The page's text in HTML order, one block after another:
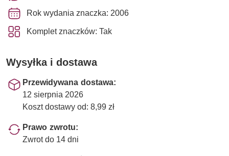
Rok wydania znaczka: 2006
Komplet znaczków: Tak
Wysyłka i dostawa
Przewidywana dostawa:
12 sierpnia 2026
Koszt dostawy od: 8,99 zł
Prawo zwrotu:
Zwrot do 14 dni